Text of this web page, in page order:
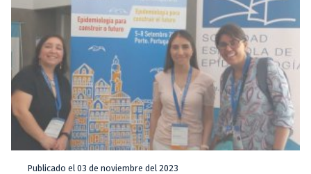
Publicado el 03 de noviembre del 2023